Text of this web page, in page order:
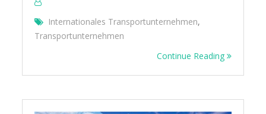
Internationales Transportunternehmen,
Transportunternehmen
Continue Reading